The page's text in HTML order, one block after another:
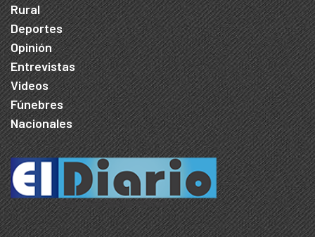
Rural
Deportes
Opinión
Entrevistas
Videos
Fúnebres
Nacionales